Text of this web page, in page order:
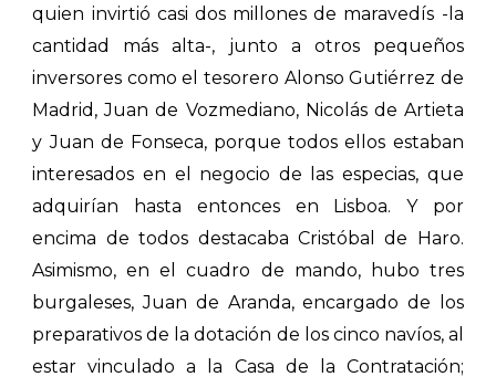
quien invirtió casi dos millones de maravedís -la
cantidad más alta-, junto a otros pequeños
inversores como el tesorero Alonso Gutiérrez de
Madrid, Juan de Vozmediano, Nicolás de Artieta
y Juan de Fonseca, porque todos ellos estaban
interesados en el negocio de las especias, que
adquirían hasta entonces en Lisboa. Y por
encima de todos destacaba Cristóbal de Haro.
Asimismo, en el cuadro de mando, hubo tres
burgaleses, Juan de Aranda, encargado de los
preparativos de la dotación de los cinco navíos, al
estar vinculado a la Casa de la Contratación;